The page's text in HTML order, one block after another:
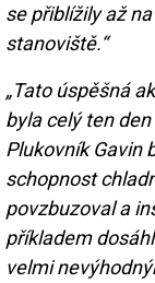
se přiblížily až
stanoviště.“
„Tato úspěšná
byla celý ten
Plukovník Gavin
schopnost
povzbuzoval a
příkladem
velmi